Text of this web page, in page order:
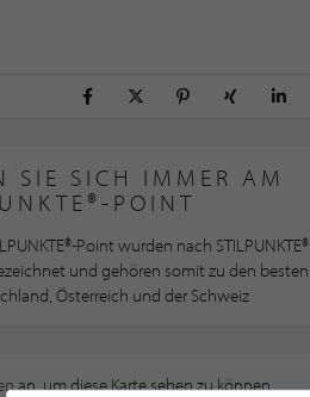
SIE SICH IMMER AM
POINT
Point wurden nach STILPUNKTE®
und gehören somit zu den besten
Österreich und der Schweiz
an, um diese Karte sehen zu können.